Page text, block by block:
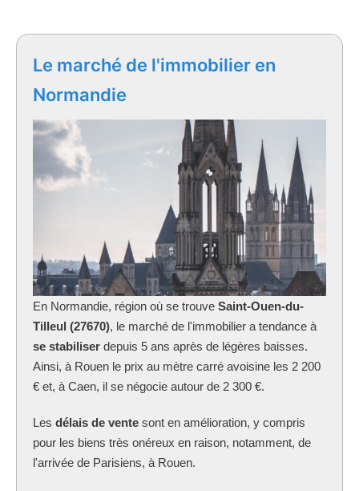
Le marché de l'immobilier en
Normandie
En Normandie, région où se trouve Saint-Ouen-du-
Tilleul (27670), le marché de l'immobilier a tendance à
se stabiliser depuis 5 ans après de légères baisses.
Ainsi, à Rouen le prix au mètre carré avoisine les 2 200
€ et, à Caen, il se négocie autour de 2 300 €.
Les délais de vente sont en amélioration, y compris
pour les biens très onéreux en raison, notamment, de
l'arrivée de Parisiens, à Rouen.